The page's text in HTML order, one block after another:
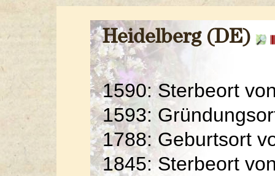
Heidelberg (DE)
1590: Sterbeort
1593:
1788: Geburtsort
1845: Sterbeort